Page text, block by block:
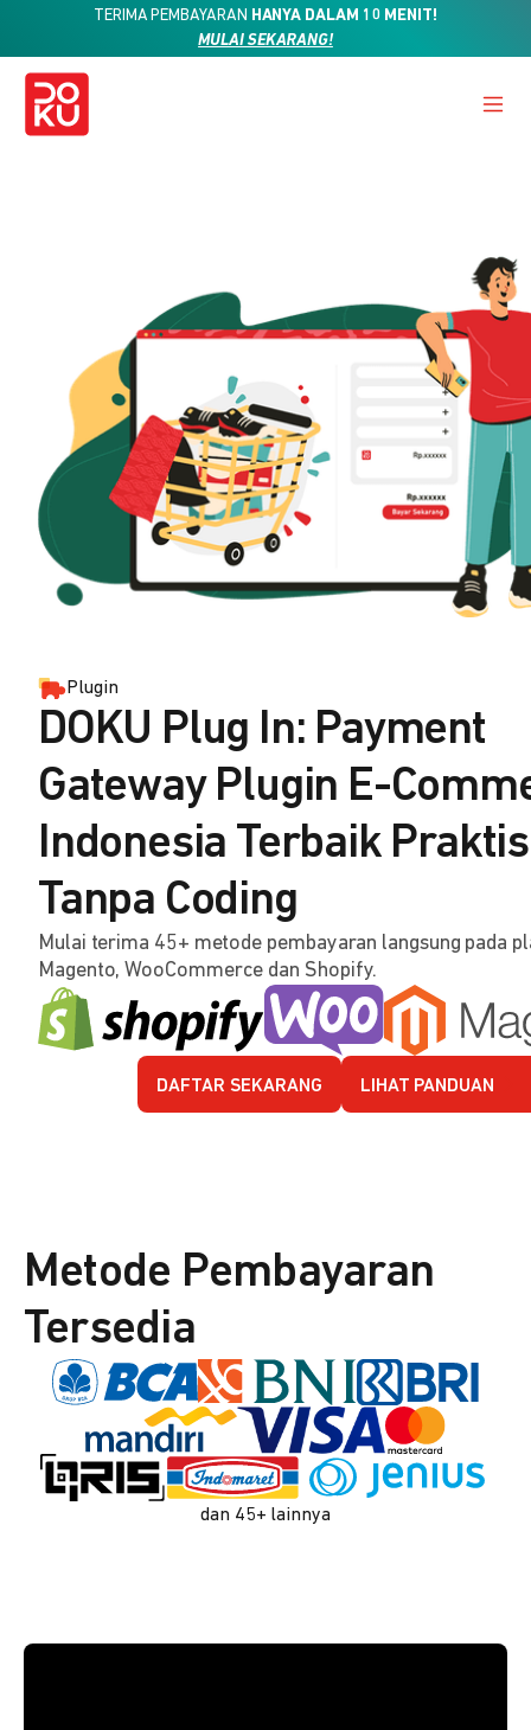
TERIMA PEMBAYARAN HANYA DALAM 10 MENIT!
MULAI SEKARANG!
Plugin
DOKU Plug In: Payment
Gateway Plugin E-
Indonesia Terbaik Praktis
Tanpa Coding
Mulai terima 45+ metode pembayaran langsung pada
Magento, WooCommerce dan Shopify.
DAFTAR SEKARANG LIHAT PANDUAN
Metode Pembayaran
Tersedia
dan 45+ lainnya